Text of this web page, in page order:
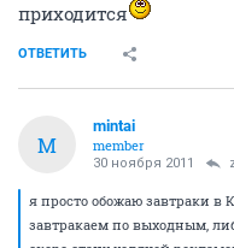
приходится
ОТВЕТИТЬ
M
mintai
member
30 ноября 2011
я просто обожаю завтраки в
завтракаем по выходным,